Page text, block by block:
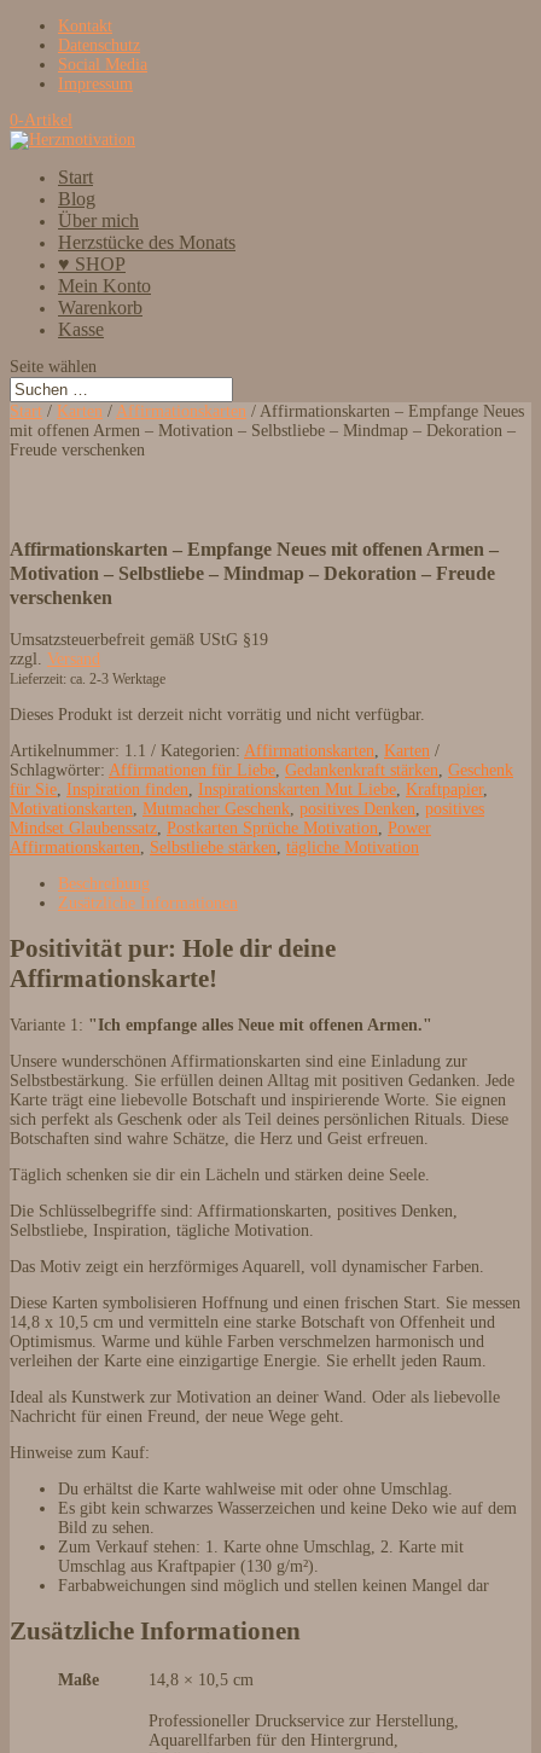
Kontakt
Datenschutz
Social Media
Impressum
0-Artikel
Start
Blog
Über mich
Herzstücke des Monats
♥ SHOP
Mein Konto
Warenkorb
Kasse
Seite wählen
Start / Karten / Affirmationskarten / Affirmationskarten – Empfange Neues
mit offenen Armen – Motivation – Selbstliebe – Mindmap – Dekoration –
Freude verschenken
Affirmationskarten – Empfange Neues mit offenen Armen –
Motivation – Selbstliebe – Mindmap – Dekoration – Freude
verschenken
Umsatzsteuerbefreit gemäß UStG §19
zzgl. Versand
Lieferzeit: ca. 2-3 Werktage
Dieses Produkt ist derzeit nicht vorrätig und nicht verfügbar.
Artikelnummer: 1.1 Kategorien: Affirmationskarten Karten
Schlagwörter: Affirmationen für Liebe Gedankenkraft stärken Geschenk
für Sie Inspiration finden Inspirationskarten Mut Liebe Kraftpapier,
Motivationskarten Mutmacher Geschenk positives Denken positives
Mindset Glaubenssatz Postkarten Sprüche Motivation Power
Affirmationskarten
Selbstliebe stärken tägliche Motivation
Beschreibung
Zusätzliche Informationen
Positivität pur: Hole dir deine
Affirmationskarte!
Variante 1: "Ich empfange alles Neue mit offenen Armen."
Unsere wunderschönen Affirmationskarten sind eine Einladung zur
Selbstbestärkung. Sie erfüllen deinen Alltag mit positiven Gedanken. Jede
Karte trägt eine liebevolle Botschaft und inspirierende Worte. Sie eignen
sich perfekt als Geschenk oder als Teil deines persönlichen Rituals. Diese
Botschaften sind wahre Schätze, die Herz und Geist erfreuen.
Täglich schenken sie dir ein Lächeln und stärken deine Seele.
Die Schlüsselbegriffe sind: Affirmationskarten, positives Denken,
Selbstliebe, Inspiration, tägliche Motivation.
Das Motiv zeigt ein herzförmiges Aquarell, voll dynamischer Farben.
Diese Karten symbolisieren Hoffnung und einen frischen Start. Sie messen
14,8 x 10,5 cm und vermitteln eine starke Botschaft von Offenheit und
Optimismus. Warme und kühle Farben verschmelzen harmonisch und
verleihen der Karte eine einzigartige Energie. Sie erhellt jeden Raum.
Ideal als Kunstwerk zur Motivation an deiner Wand. Oder als liebevolle
Nachricht für einen Freund, der neue Wege geht.
Hinweise zum Kauf:
Du erhältst die Karte wahlweise mit oder ohne Umschlag.
Es gibt kein schwarzes Wasserzeichen und keine Deko wie auf dem
Bild zu sehen.
Zum Verkauf stehen: 1. Karte ohne Umschlag, 2. Karte mit
Umschlag aus Kraftpapier (130 g/m²).
Farbabweichungen sind möglich und stellen keinen Mangel dar
Zusätzliche Informationen
Maße 14,8 × 10,5 cm
Professioneller Druckservice zur Herstellung,
Aquarellfarben für den Hintergrund,